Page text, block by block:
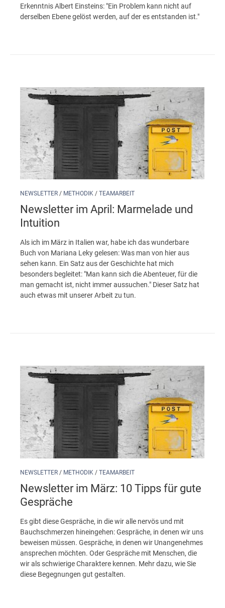
Erkenntnis Albert Einsteins: "Ein Problem kann nicht auf
derselben Ebene gelöst werden, auf der es entstanden ist."
NEWSLETTER / METHODIK / TEAMARBEIT
Newsletter im April: Marmelade und
Intuition
Als ich im März in Italien war, habe ich das wunderbare
Buch von Mariana Leky gelesen: Was man von hier aus
sehen kann. Ein Satz aus der Geschichte hat mich
besonders begleitet: "Man kann sich die Abenteuer, für die
man gemacht ist, nicht immer aussuchen." Dieser Satz hat
auch etwas mit unserer Arbeit zu tun.
NEWSLETTER / METHODIK / TEAMARBEIT
Newsletter im März: 10 Tipps für gute
Gespräche
Es gibt diese Gespräche, in die wir alle nervös und mit
Bauchschmerzen hineingehen: Gespräche, in denen wir uns
beweisen müssen. Gespräche, in denen wir Unangenehmes
ansprechen möchten. Oder Gespräche mit Menschen, die
wir als schwierige Charaktere kennen. Mehr dazu, wie Sie
diese Begegnungen gut gestalten.